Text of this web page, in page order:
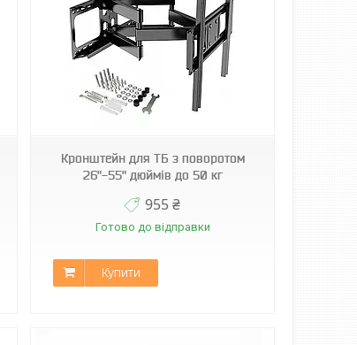
Кронштейн для ТБ з поворотом
26"-55" дюймів до 50 кг
955 ₴
Готово до відправки
Купити